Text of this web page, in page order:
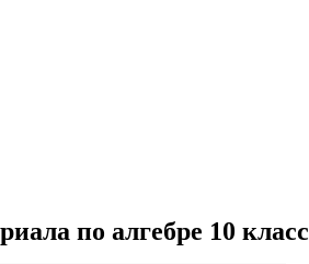
по алгебре 10 класс